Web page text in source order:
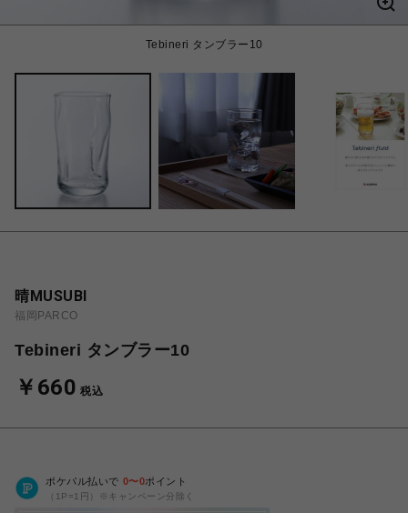
Tebineri タンブラー10
晴MUSUBI
福岡PARCO
Tebineri タンブラー10
￥660 税込
ポケパル払いで 0〜0ポイント
（1P=1円）※キャンペーン分除く